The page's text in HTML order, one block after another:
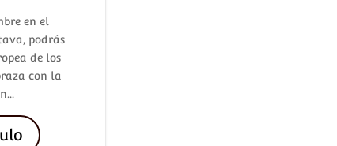
en el
podrás
de los
con la